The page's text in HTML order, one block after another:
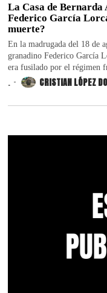
La Casa de
Federico García
muerte?
En la madrugada del 18 de
granadino Federico García
era fusilado por el régimen
. CRISTIAN LÓPEZ